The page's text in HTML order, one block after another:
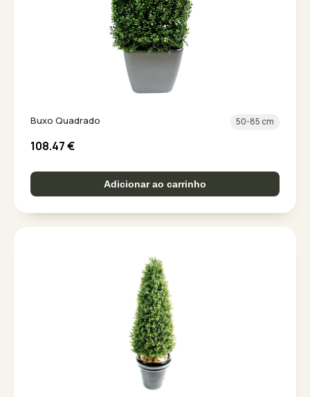
Buxo Quadrado 50-85 cm
108.47€
Adicionar ao carrinho